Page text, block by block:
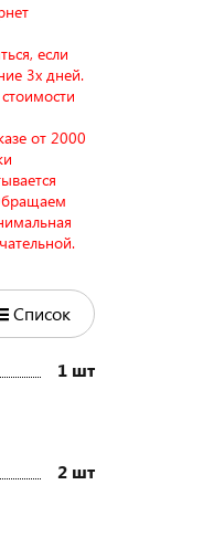
если
3х дней.
от 2000
Список
1 шт
2 шт